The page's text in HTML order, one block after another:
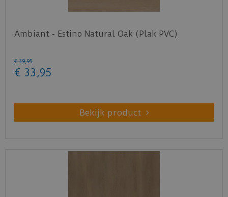
Ambiant - Estino Natural Oak (Plak PVC)
€ 39,95
€ 33 ,95
Bekijk product